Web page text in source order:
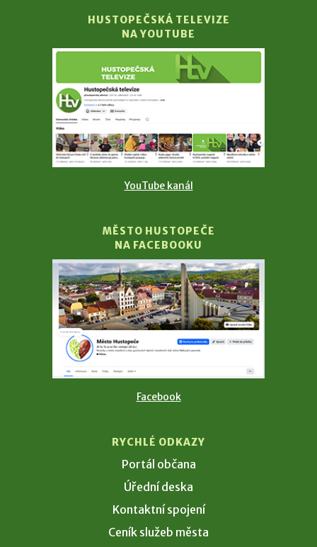
HUSTOPEČSKÁ TELEVIZE
NA YOUTUBE
YouTube kanál
MĚSTO HUSTOPEČE
NA FACEBOOKU
Facebook
RYCHLÉ ODKAZY
Portál občana
Úřední deska
Kontaktní spojení
Ceník služeb města